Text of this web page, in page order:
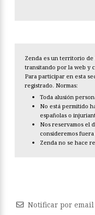
Zenda es un territorio de
transitando por la web y
Para participar en esta
registrado. Normas:
Toda alusión
No está permitido
españolas o
Nos reservamos el
consideremos fuera
Zenda no se hace
Notificar por email